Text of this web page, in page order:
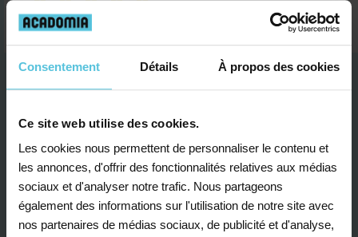
Consentement Détails À propos des cookies
Ce site web utilise des cookies.
Les cookies nous permettent de personnaliser le contenu et
les annonces, d'offrir des fonctionnalités relatives aux médias
sociaux et d'analyser notre trafic. Nous partageons
également des informations sur l'utilisation de notre site avec
nos partenaires de médias sociaux, de publicité et d'analyse,
Je contacte un conseiller